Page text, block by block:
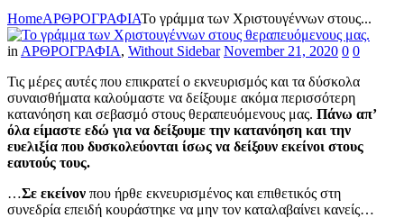
HomeAΡΘΡΟΓΡΑΦΙΑΤο γράμμα των Χριστουγέννων στους...
in AΡΘΡΟΓΡΑΦΙΑ, Without Sidebar November 21, 2020 0 0
Τις μέρες αυτές που επικρατεί ο εκνευρισμός και τα δύσκολα
συναισθήματα καλούμαστε να δείξουμε ακόμα περισσότερη
κατανόηση και σεβασμό στους θεραπευόμενους μας. Πάνω απ’
όλα είμαστε εδώ για να δείξουμε την κατανόηση και την
ευελιξία που δυσκολεύονται ίσως να δείξουν εκείνοι στους
εαυτούς τους.
…Σε εκείνον που ήρθε εκνευρισμένος και επιθετικός στη
συνεδρία επειδή κουράστηκε να μην τον καταλαβαίνει κανείς…